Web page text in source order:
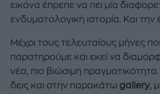
εικόνα έπρεπε να πει μία
ενδυματολογική ιστορία. Και την
Μέχρι τους τελευταίους μήνες
παρατηρούμε και εκεί να
νέα, πιο βιώσιμη
δεις και στην παρακάτω gallery,